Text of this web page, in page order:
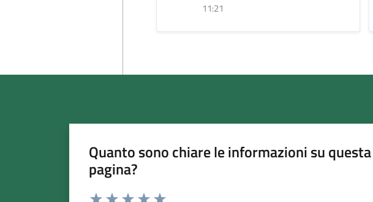
11:21
Quanto sono chiare le informazioni su questa
pagina?
Valuta da 1 a 5 stelle la pagina